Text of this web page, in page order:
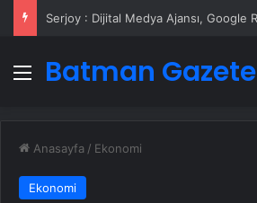
Menü
Batman Gazete
Anasayfa / Ekonomi
Ekonomi